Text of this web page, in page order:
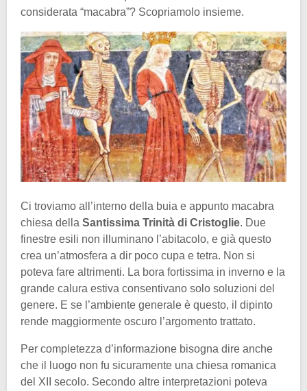
considerata “macabra”? Scopriamolo insieme.
Ci troviamo all’interno della buia e appunto macabra
chiesa della Santissima Trinità di Cristoglie. Due
finestre esili non illuminano l’abitacolo, e già questo
crea un’atmosfera a dir poco cupa e tetra. Non si
poteva fare altrimenti. La bora fortissima in inverno e la
grande calura estiva consentivano solo soluzioni del
genere. E se l’ambiente generale è questo, il dipinto
rende maggiormente oscuro l’argomento trattato.
Per completezza d’informazione bisogna dire anche
che il luogo non fu sicuramente una chiesa romanica
del XII secolo. Secondo altre interpretazioni poteva